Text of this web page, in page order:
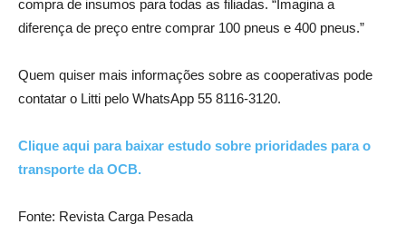
compra de insumos para todas as filiadas. “Imagina a
diferença de preço entre comprar 100 pneus e 400 pneus.”
Quem quiser mais informações sobre as cooperativas pode
contatar o Litti pelo WhatsApp 55 8116-3120.
Clique aqui para baixar estudo sobre prioridades para o
transporte da OCB.
Fonte: Revista Carga Pesada